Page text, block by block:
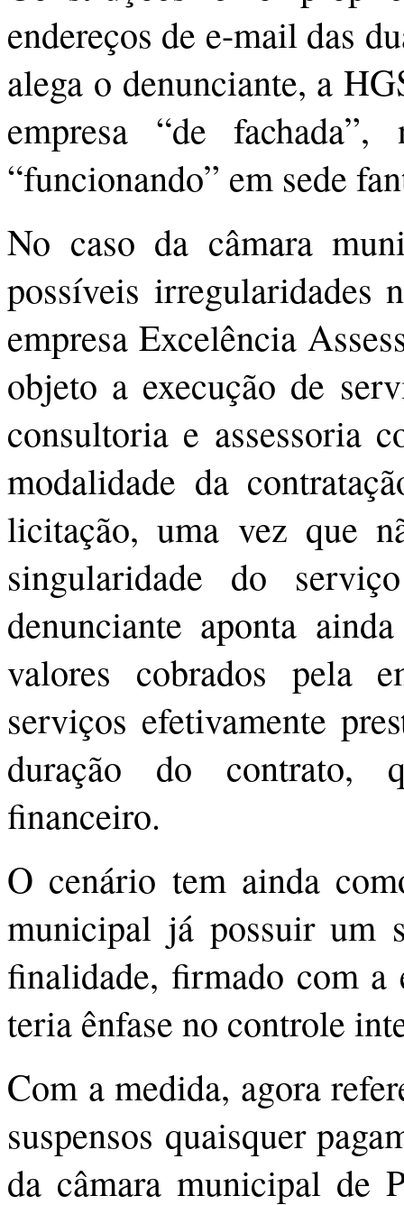
endereços de e-mail das
alega o denunciante, a
empresa “de
“funcionando” em sede
No caso da câmara
possíveis irregularidades
empresa Excelência
objeto a execução de
consultoria e assessoria
modalidade da
licitação, uma vez que
singularidade do
denunciante aponta
valores cobrados pela
serviços efetivamente
duração do contrato,
financeiro.
O cenário tem ainda
municipal já possuir um
finalidade, firmado com a
teria ênfase no controle
Com a medida, agora
suspensos quaisquer
da câmara municipal de